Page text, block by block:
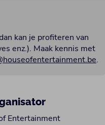
kan je profiteren van
enz.). Maak kennis met
.
Entertainment